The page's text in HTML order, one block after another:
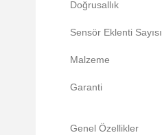
Doğrusallık
Sensör Eklenti Sayısı
Malzeme
Garanti
Genel Özellikler